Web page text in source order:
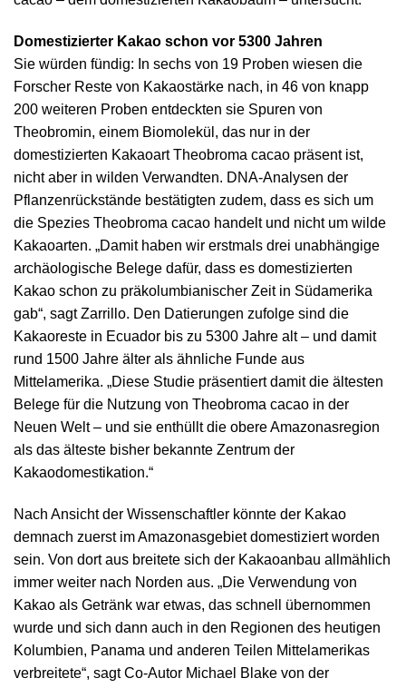
Domestizierter Kakao schon vor 5300 Jahren
Sie würden fündig: In sechs von 19 Proben wiesen die
Forscher Reste von Kakaostärke nach, in 46 von knapp
200 weiteren Proben entdeckten sie Spuren von
Theobromin, einem Biomolekül, das nur in der
domestizierten Kakaoart Theobroma cacao präsent ist,
nicht aber in wilden Verwandten. DNA-Analysen der
Pflanzenrückstände bestätigten zudem, dass es sich um
die Spezies Theobroma cacao handelt und nicht um wilde
Kakaoarten. „Damit haben wir erstmals drei unabhängige
archäologische Belege dafür, dass es domestizierten
Kakao schon zu präkolumbianischer Zeit in Südamerika
gab“, sagt Zarrillo. Den Datierungen zufolge sind die
Kakaoreste in Ecuador bis zu 5300 Jahre alt – und damit
rund 1500 Jahre älter als ähnliche Funde aus
Mittelamerika. „Diese Studie präsentiert damit die ältesten
Belege für die Nutzung von Theobroma cacao in der
Neuen Welt – und sie enthüllt die obere Amazonasregion
als das älteste bisher bekannte Zentrum der
Kakaodomestikation.“
Nach Ansicht der Wissenschaftler könnte der Kakao
demnach zuerst im Amazonasgebiet domestiziert worden
sein. Von dort aus breitete sich der Kakaoanbau allmählich
immer weiter nach Norden aus. „Die Verwendung von
Kakao als Getränk war etwas, das schnell übernommen
wurde und sich dann auch in den Regionen des heutigen
Kolumbien, Panama und anderen Teilen Mittelamerikas
verbreitete“, sagt Co-Autor Michael Blake von der